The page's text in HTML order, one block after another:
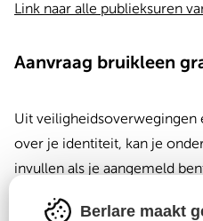
Link naar alle publieksuren
Aanvraag bruikleen
Uit veiligheidsoverwegingen
over je identiteit, kan je
invullen als je aangemeld
Berlare maakt